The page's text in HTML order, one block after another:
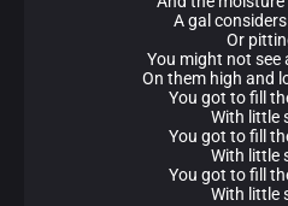
A gal
Or
You might not see
On them high and
You got to fill
With little
You got to fill
With little
You got to fill
With little